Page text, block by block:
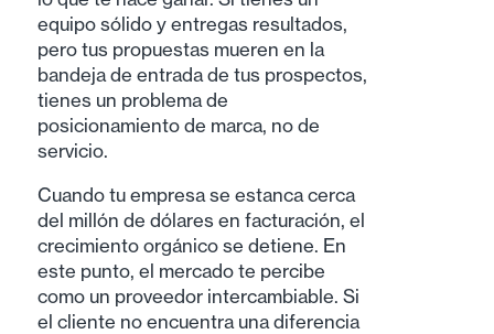
equipo sólido y entregas resultados,
pero tus propuestas mueren en la
bandeja de entrada de tus prospectos,
tienes un problema de
posicionamiento de marca, no de
servicio.
Cuando tu empresa se estanca cerca
del millón de dólares en facturación, el
crecimiento orgánico se detiene. En
este punto, el mercado te percibe
como un proveedor intercambiable. Si
el cliente no encuentra una diferencia